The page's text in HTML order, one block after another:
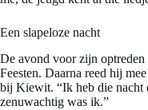
Een slapeloze nacht
De avond voor zijn
Feesten. Daarna reed hij
bij Kiewit. “Ik heb die nacht
zenuwachtig was ik.”